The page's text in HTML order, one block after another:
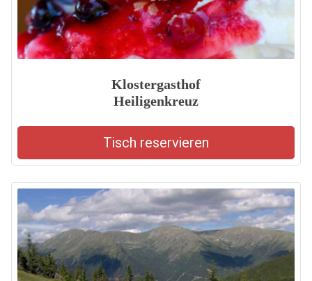
Klostergasthof
Heiligenkreuz
Tisch reservieren